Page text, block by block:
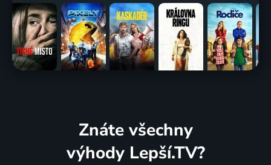
Znáte všechny
výhody Lepší.TV?